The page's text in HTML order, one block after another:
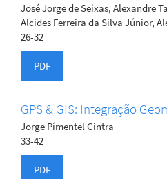
José Jorge de Seixas, Alexandre
Alcides Ferreira da Silva Júnior,
26-32
PDF
GPS & GIS: Integração
Jorge Pímentel Cintra
33-42
PDF